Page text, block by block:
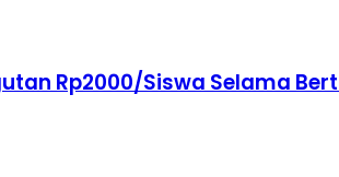
Rp2000/Siswa Selama